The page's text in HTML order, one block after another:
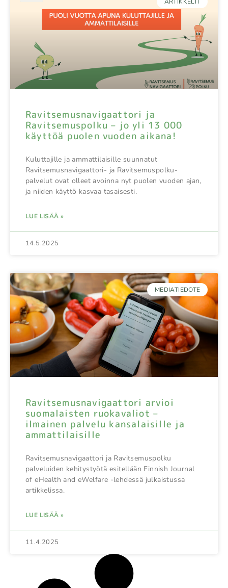
Ravitsemusnavigaattori ja
Ravitsemuspolku – jo yli 13 000
käyttöä puolen vuoden aikana!
Kuluttajille ja ammattilaisille suunnatut
Ravitsemusnavigaattori- ja Ravitsemuspolku-
palvelut ovat olleet avoinna nyt puolen vuoden ajan,
ja niiden käyttö kasvaa tasaisesti.
LUE LISÄÄ »
14.5.2025
MEDIATIEDOTE
Ravitsemusnavigaattori arvioi
suomalaisten ruokavaliot –
ilmainen palvelu kansalaisille ja
ammattilaisille
Ravitsemusnavigaattori ja Ravitsemuspolku
palveluiden kehitystyötä esitellään Finnish Journal
of eHealth and eWelfare -lehdessä julkaistussa
artikkelissa.
LUE LISÄÄ »
11.4.2025